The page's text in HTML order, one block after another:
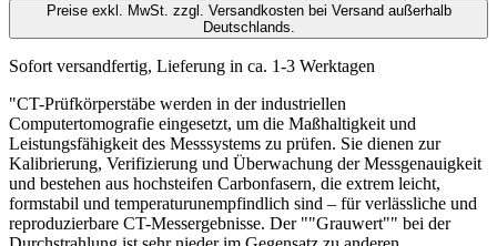
Preise exkl. MwSt. zzgl. Versandkosten bei Versand außerhalb
Deutschlands.
Sofort versandfertig, Lieferung in ca. 1-3 Werktagen
"CT-Prüfkörperstäbe werden in der industriellen
Computertomografie eingesetzt, um die Maßhaltigkeit und
Leistungsfähigkeit des Messsystems zu prüfen. Sie dienen zur
Kalibrierung, Verifizierung und Überwachung der Messgenauigkeit
und bestehen aus hochsteifen Carbonfasern, die extrem leicht,
formstabil und temperaturunempfindlich sind – für verlässliche und
reproduzierbare CT-Messergebnisse. Der ""Grauwert"" bei der